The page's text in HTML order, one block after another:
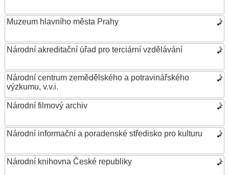
Muzeum hlavního města Prahy
Národní akreditační úřad pro terciární vzdělávání
Národní centrum zemědělského a potravinářského
výzkumu, v.v.i.
Národní filmový archiv
Národní informační a poradenské středisko pro kulturu
Národní knihovna České republiky